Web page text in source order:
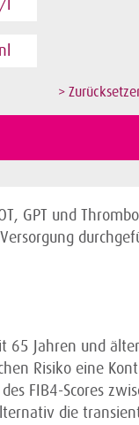
l
nl
GPT und
65 Jahren und
Risiko eine
FIB4-Scores
die